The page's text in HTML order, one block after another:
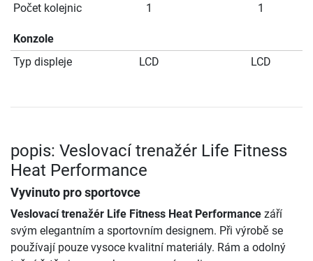
Počet kolejnic
1 1
Konzole
Typ displeje
LCD LCD
popis: Veslovací trenažér Life Fitness
Heat Performance
Vyvinuto pro sportovce
Veslovací trenažér Life Fitness Heat Performance září
svým elegantním a sportovním designem. Při výrobě se
používají pouze vysoce kvalitní materiály. Rám a odolný